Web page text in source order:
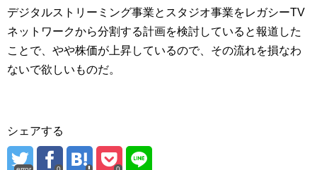
デジタルストリーミング事業とスタジオ事業をレガシーTV
ネットワークから分割する計画を検討していると報道した
ことで、やや株価が上昇しているので、その流れを損なわ
ないで欲しいものだ。
シェアする